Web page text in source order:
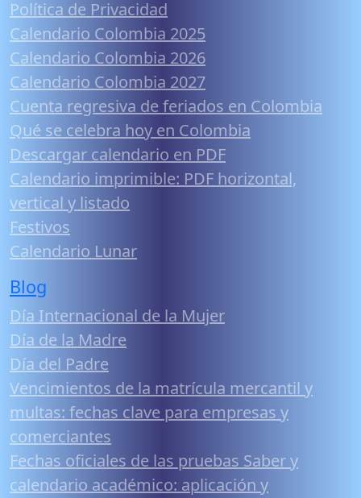
Política de Privacidad
Calendario Colombia 2025
Calendario Colombia 2026
Calendario Colombia 2027
Cuenta regresiva de feriados en Colombia
Qué se celebra hoy en Colombia
Descargar calendario en PDF
Calendario imprimible: PDF horizontal,
vertical y listado
Festivos
Calendario Lunar
Blog
Día Internacional de la Mujer
Día de la Madre
Día del Padre
Vencimientos de la matrícula mercantil y
multas: fechas clave para empresas y
comerciantes
Fechas oficiales de las pruebas Saber y
calendario académico: aplicación y